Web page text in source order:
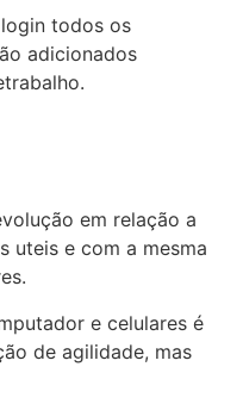
todos os
adicionados
em relação a
uteis e com a mesma
e celulares é
de agilidade, mas